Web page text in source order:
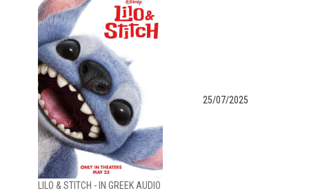
LILO & STITCH - IN GREEK AUDIO
25/07/2025